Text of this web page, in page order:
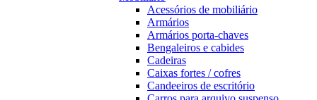
Acessórios de mobiliário
Armários
Armários porta-chaves
Bengaleiros e cabides
Cadeiras
Caixas fortes / cofres
Candeeiros de escritório